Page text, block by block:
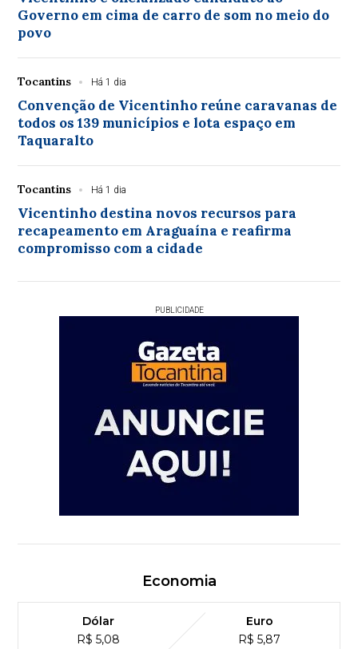
Governo em cima de carro de som no meio do
povo
Tocantins Há 1 dia
Convenção de Vicentinho reúne caravanas de
todos os 139 municípios e lota espaço em
Taquaralto
Tocantins Há 1 dia
Vicentinho destina novos recursos para
recapeamento em Araguaína e reafirma
compromisso com a cidade
PUBLICIDADE
Economia
Dólar
R$ 5,08
Euro
R$ 5,87